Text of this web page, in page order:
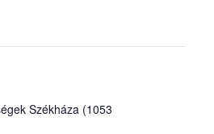
Székháza (1053